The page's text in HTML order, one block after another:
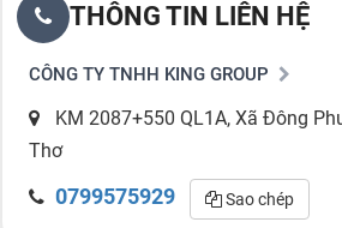
THÔNG TIN LIÊN HỆ
CÔNG TY TNHH KING GROUP
KM 2087+550 QL1A, Xã Đông
Thơ
0799575929 Sao chép